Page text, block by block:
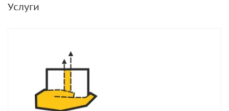
Услуги